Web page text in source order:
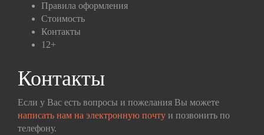
Правила оформления
Стоимость
Контакты
12+
Контакты
Если у Вас есть вопросы и пожелания Вы можете
написать нам на электронную почту и позвонить по
телефону.